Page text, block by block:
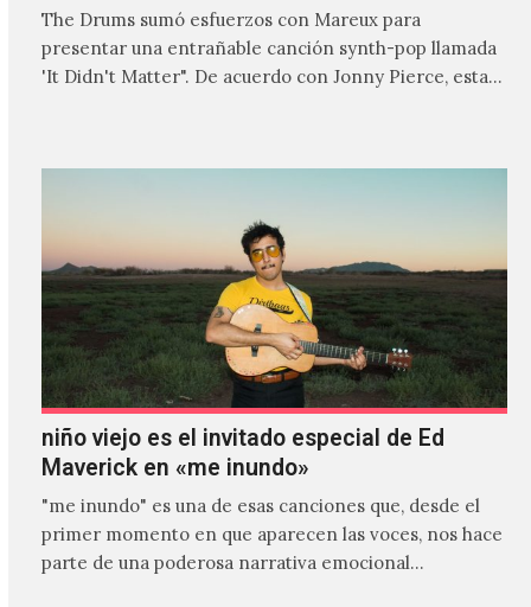
The Drums sumó esfuerzos con Mareux para
presentar una entrañable canción synth-pop llamada
'It Didn't Matter". De acuerdo con Jonny Pierce, esta
niño viejo es el invitado especial de Ed
Maverick en «me inundo»
"me inundo" es una de esas canciones que, desde el
primer momento en que aparecen las voces, nos hace
parte de una poderosa narrativa emocional…